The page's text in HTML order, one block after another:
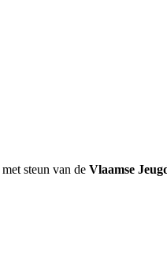
met steun van de Vlaamse